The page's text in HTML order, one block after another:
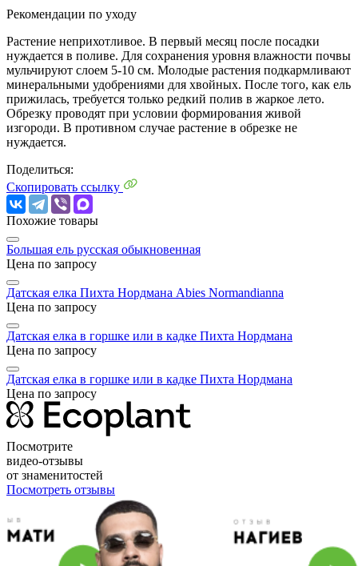
Рекомендации по уходу
Растение неприхотливое. В первый месяц после посадки
нуждается в поливе. Для сохранения уровня влажности почвы
мульчируют слоем 5-10 см. Молодые растения подкармливают
минеральными удобрениями для хвойных. После того, как ель
прижилась, требуется только редкий полив в жаркое лето.
Обрезку проводят при условии формирования живой
изгороди. В противном случае растение в обрезке не
нуждается.
Поделиться:
Скопировать ссылку
Похожие товары
Большая ель русская обыкновенная
Цена по запросу
Датская елка Пихта Нордмана Abies Normandianna
Цена по запросу
Датская елка в горшке или в кадке Пихта Нордмана
Цена по запросу
Датская елка в горшке или в кадке Пихта Нордмана
Цена по запросу
Посмотрите
видео-отзывы
от знаменитостей
Посмотреть отзывы